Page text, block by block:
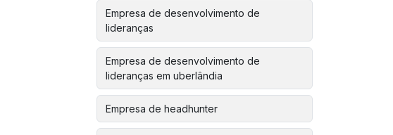
Empresa de desenvolvimento de
lideranças
Empresa de desenvolvimento de
lideranças em uberlândia
Empresa de headhunter